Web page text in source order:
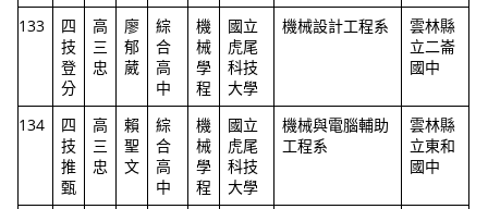
133
四
技
登
分
高
三
忠
廖
郁
葳
綜
合
高
中
機
械
學
程
國立
虎尾
科技
大學
機械設計工程系
雲林縣
立二崙
國中
134
四
技
推
甄
高
三
忠
賴
聖
文
綜
合
高
中
機
械
學
程
國立
虎尾
科技
大學
機械與電腦輔助
工程系
雲林縣
立東和
國中